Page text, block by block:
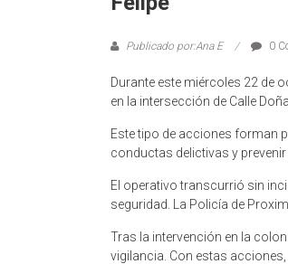
Publicado por:Ana E 0
Durante este miércoles 22 de
en la intersección de Calle
Este tipo de acciones forman
conductas delictivas y
El operativo transcurrió sin
seguridad. La Policía de
Tras la intervención en la
vigilancia. Con estas